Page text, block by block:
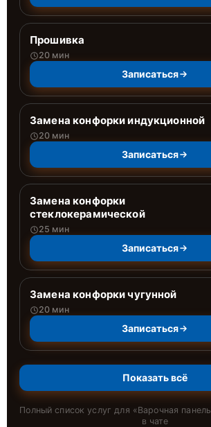
Прошивка
20 мин
Записаться
Замена конфорки индукционной
20 мин
Записаться
Замена конфорки
стеклокерамической
25 мин
Записаться
Замена конфорки чугунной
20 мин
Записаться
Показать всё
Полный список услуг для «Варочная панель
в чате